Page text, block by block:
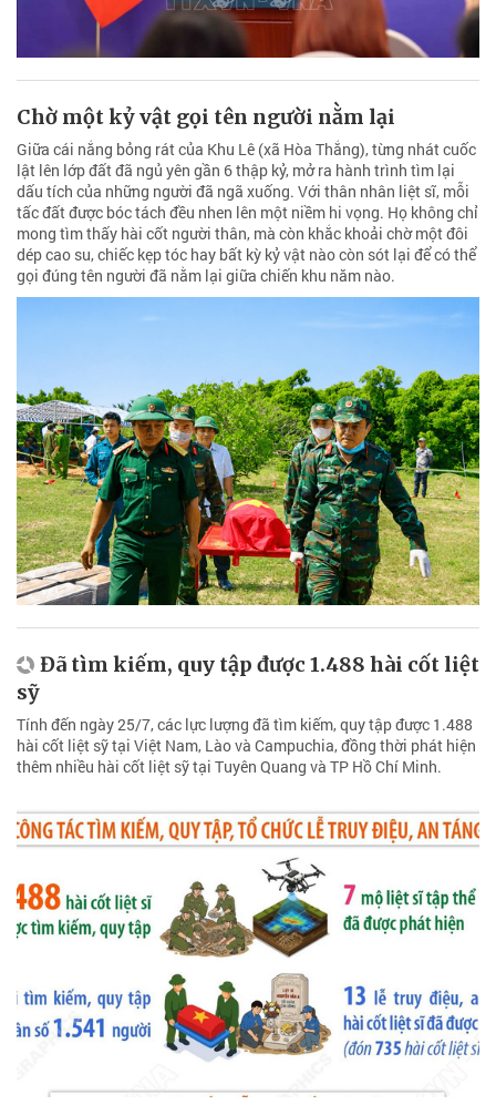
Chờ một kỷ vật gọi tên người nằm lại
Giữa cái nắng bỏng rát của Khu Lê (xã Hòa Thắng), từng nhát cuốc
lật lên lớp đất đã ngủ yên gần 6 thập kỷ, mở ra hành trình tìm lại
dấu tích của những người đã ngã xuống. Với thân nhân liệt sĩ, mỗi
tấc đất được bóc tách đều nhen lên một niềm hi vọng. Họ không chỉ
mong tìm thấy hài cốt người thân, mà còn khắc khoải chờ một đôi
dép cao su, chiếc kẹp tóc hay bất kỳ kỷ vật nào còn sót lại để có thể
gọi đúng tên người đã nằm lại giữa chiến khu năm nào.
Đã tìm kiếm, quy tập được 1.488 hài cốt liệt
sỹ
Tính đến ngày 25/7, các lực lượng đã tìm kiếm, quy tập được 1.488
hài cốt liệt sỹ tại Việt Nam, Lào và Campuchia, đồng thời phát hiện
thêm nhiều hài cốt liệt sỹ tại Tuyên Quang và TP Hồ Chí Minh.